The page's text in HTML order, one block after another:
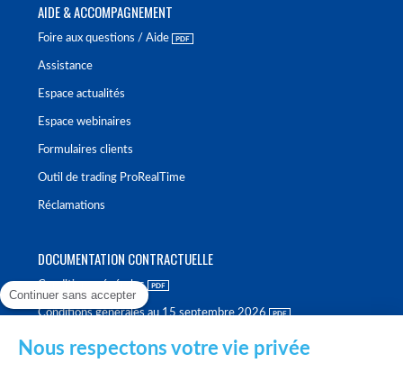
AIDE & ACCOMPAGNEMENT
Foire aux questions / Aide
Assistance
Espace actualités
Espace webinaires
Formulaires clients
Outil de trading ProRealTime
Réclamations
DOCUMENTATION CONTRACTUELLE
Conditions générales
Conditions générales au 15 septembre 2026
Continuer sans accepter
Nous respectons votre vie privée